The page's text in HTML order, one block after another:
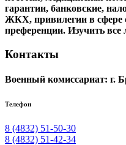
гарантии, банковские,
ЖКХ, привилегии в сфере
преференции. Изучить
Контакты
Военный комиссариат: г.
Телефон
8 (4832) 51-50-30
8 (4832) 51-42-34